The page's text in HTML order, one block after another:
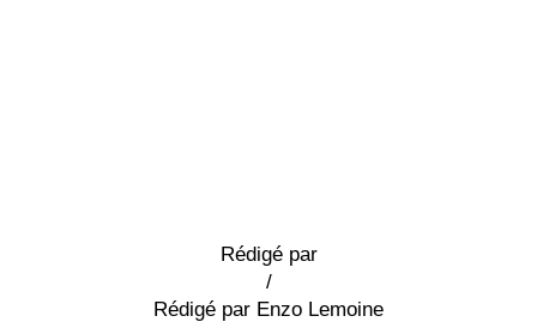
Rédigé par
Enzo Lemoine
/